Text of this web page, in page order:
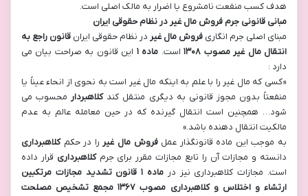
هدف کسب منفعت نامشروع یا اضرار به مالک اصلی است.
مبانی قانونی جرم فروش مال غیر در نظام حقوقی ایران
مبنای اصلی جرم انگاری فروش مال غیر در نظام حقوقی ایران قانون راجع به
انتقال مال غیر مصوب ۱۳۰۸است. ماده۱ این قانون به صراحت بیان می
دارد :
«کسی که مال غیر را با علم به اینکه مال غیر است به نحوی از انحاء عیناً یا
منفعتاً بدون مجوز قانونی به دیگری منتقل کندکلاهبردار محسوب می
شود… همچنین است انتقال گیرنده که در حین معامله عالم به عدم
مالکیت انتقال دهنده باشد.»
به موجب این ماده قانونگذار عملفروش مال غیر را در حکمکلاهبرداری
دانسته و مجازات آن را تابع مجازات مقرر برای جرمکلاهبرداری قرار داده
است. مجازات کلاهبرداری نیز در ماده ۱قانون تشدید مجازات مرتکبین
ارتشاء و اختلاس و کلاهبرداری مصوب ۱۳۶۷مجمع تشخیص مصلحت